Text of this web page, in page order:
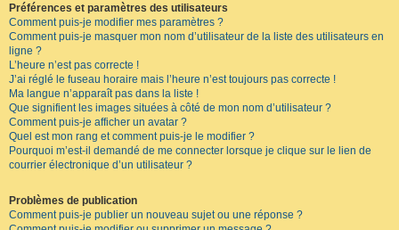
Préférences et paramètres des utilisateurs
Comment puis-je modifier mes paramètres ?
Comment puis-je masquer mon nom d’utilisateur de la liste des utilisateurs en
ligne ?
L’heure n’est pas correcte !
J’ai réglé le fuseau horaire mais l’heure n’est toujours pas correcte !
Ma langue n’apparaît pas dans la liste !
Que signifient les images situées à côté de mon nom d’utilisateur ?
Comment puis-je afficher un avatar ?
Quel est mon rang et comment puis-je le modifier ?
Pourquoi m’est-il demandé de me connecter lorsque je clique sur le lien de
courrier électronique d’un utilisateur ?
Problèmes de publication
Comment puis-je publier un nouveau sujet ou une réponse ?